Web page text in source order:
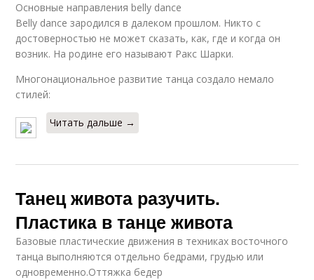
Основные направления belly dance
Belly dance зародился в далеком прошлом. Никто с
достоверностью не может сказать, как, где и когда он
возник. На родине его называют Ракс Шарки.
Многонациональное развитие танца создало немало
стилей:
Читать дальше →
Танец живота разучить.
Пластика в танце живота
Базовые пластические движения в техниках восточного
танца выполняются отдельно бедрами, грудью или
одновременно.Оттяжка бедер